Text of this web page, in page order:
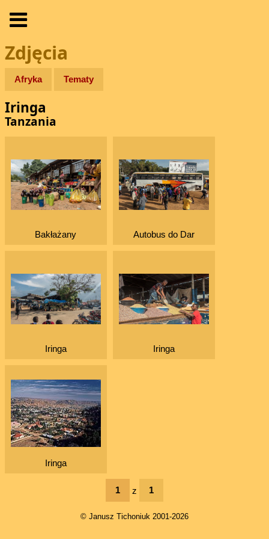
Zdjęcia
Afryka Tematy
Iringa
Tanzania
Bakłażany Autobus do Dar
Iringa Iringa
Iringa
1 z 1
© Janusz Tichoniuk 2001-2026